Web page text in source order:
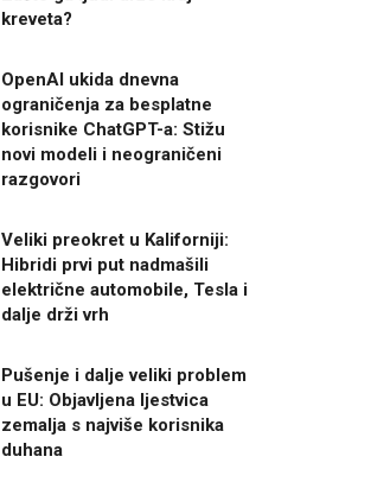
kreveta?
OpenAI ukida dnevna
ograničenja za besplatne
korisnike ChatGPT-a: Stižu
novi modeli i neograničeni
razgovori
Veliki preokret u Kaliforniji:
Hibridi prvi put nadmašili
električne automobile, Tesla i
dalje drži vrh
Pušenje i dalje veliki problem
u EU: Objavljena ljestvica
zemalja s najviše korisnika
duhana